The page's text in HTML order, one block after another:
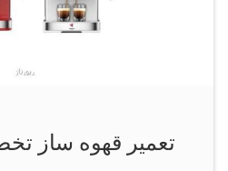
تعمیر قهوه ساز تخصصی